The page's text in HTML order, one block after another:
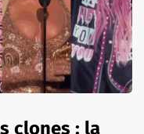
clones : la